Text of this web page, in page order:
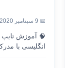
📅 9 سپتامبر 2020
🧠 آموزش
انگلیسی با